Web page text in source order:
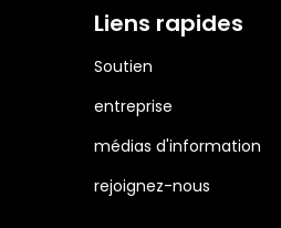
Liens rapides
Soutien
entreprise
médias d'information
rejoignez-nous